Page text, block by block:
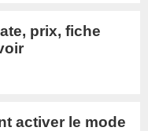
prix, fiche
activer le mode